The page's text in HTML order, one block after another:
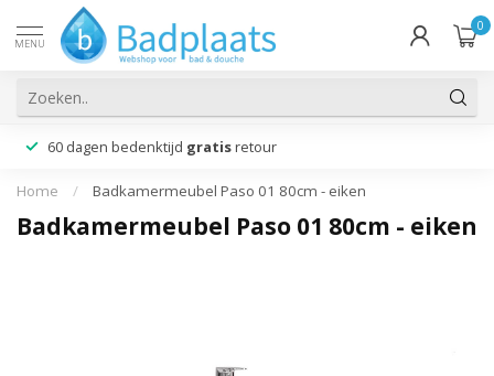
MENU
0
60 dagen bedenktijd gratis retour
Home / Badkamermeubel Paso 01 80cm - eiken
Badkamermeubel Paso 01 80cm - eiken